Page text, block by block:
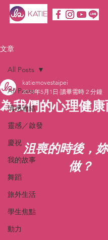
文章
All Posts
情感連結
靈感／啟發
慶祝
我的故事
舞蹈
旅外生活
學生焦點
動力
All Posts
為我們的心理健
katiemovestaipei
2024年5月1日 讀畢需時 2 分鐘
沮喪的時後，
做？